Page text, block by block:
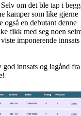
om det ble tap i
kamper som like gjerne
en debutant denne
fikk med seg noen
imponerende
god innsats og lagånd fra